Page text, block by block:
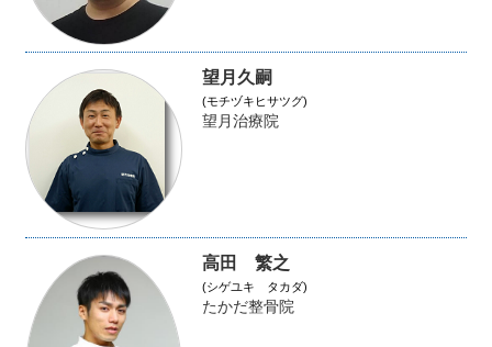
望月久嗣
(モチヅキヒサツグ)
望月治療院
高田 繁之
(シゲユキ タカダ)
たかだ整骨院